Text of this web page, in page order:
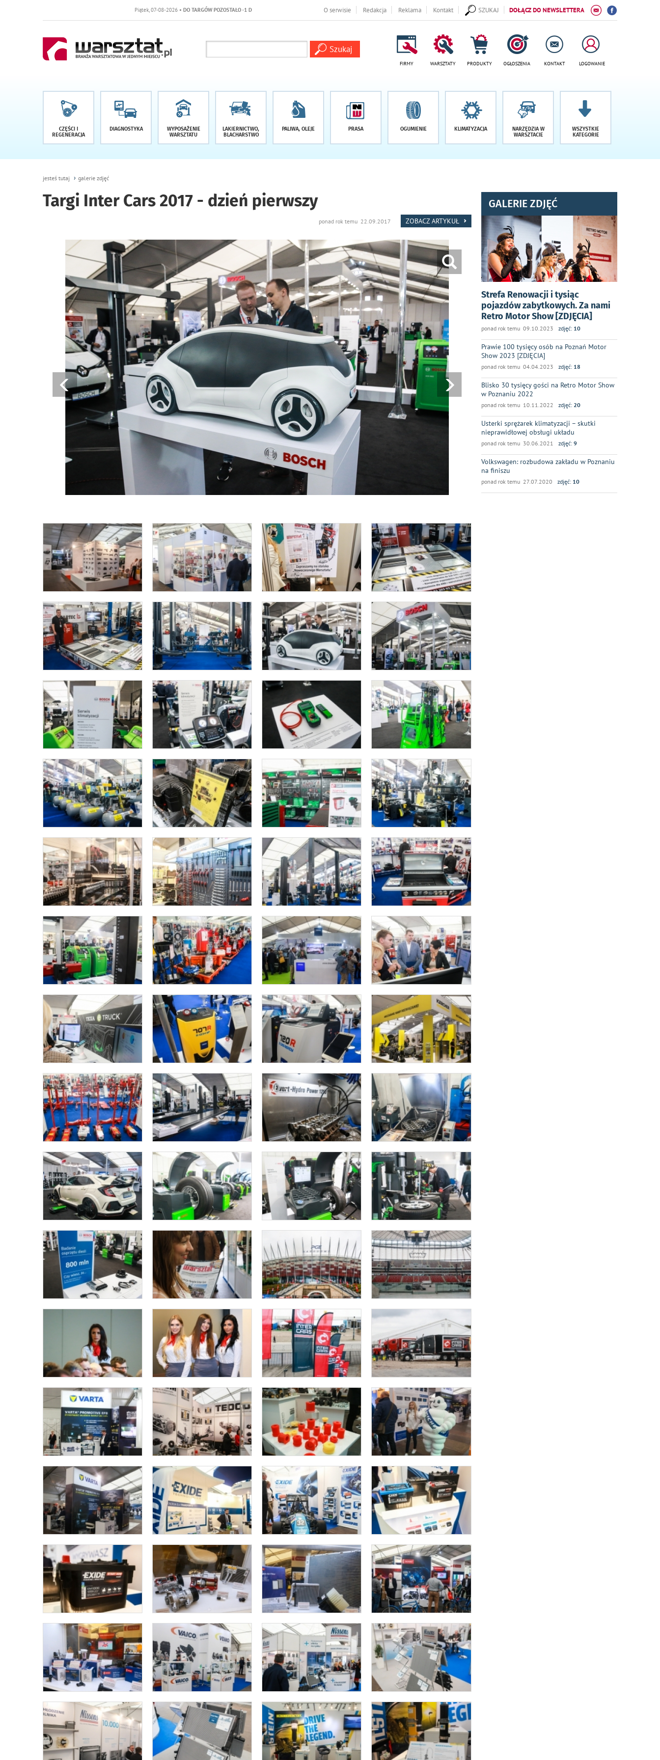
• DO TARGÓW POZOSTAŁO -1 DNI O serwisie Redakcja Reklama Kontakt DOŁĄCZ DO NEWSLETTERA
SZUKAJ
FIRMY WARSZTATY PRODUKTY OGŁOSZENIA KONTAKT LOGOWANIE
CZĘŚCI I
REGENERACJA
DIAGNOSTYKA
WYPOSAŻENIE
WARSZTATU
LAKIERNICTWO,
BLACHARSTWO
PALIWA, OLEJE PRASA OGUMIENIE KLIMATYZACJA
NARZĘDZIA W
WARSZTACIE
WSZYSTKIE
KATEGORIE
jesteś tutaj galerie zdjęć
Targi Inter Cars 2017 - dzień pierwszy
ponad rok temu 22.09.2017 ZOBACZ ARTYKUŁ
GALERIE ZDJĘĆ
Strefa Renowacji i tysiąc
pojazdów zabytkowych. Za nami
Retro Motor Show [ZDJĘCIA]
ponad rok temu 09.10.2023 zdjęć: 10
Prawie 100 tysięcy osób na Poznań Motor
Show 2023 [ZDJĘCIA]
ponad rok temu 04.04.2023 zdjęć: 18
Blisko 30 tysięcy gości na Retro Motor Show
w Poznaniu 2022
ponad rok temu 10.11.2022 zdjęć: 20
Usterki sprężarek klimatyzacji – skutki
nieprawidłowej obsługi układu
ponad rok temu 30.06.2021 zdjęć: 9
Volkswagen: rozbudowa zakładu w Poznaniu
na finiszu
ponad rok temu 27.07.2020 zdjęć: 10